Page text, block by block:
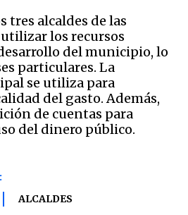
tres alcaldes de las
los recursos
del municipio, lo
particulares. La
se utiliza para
del gasto. Además,
de cuentas para
del dinero público.
ALCALDES